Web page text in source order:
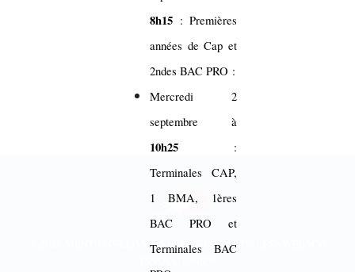
8h15 : Premières
années de Cap et
2ndes BAC PRO :
Mercredi 2
septembre à
10h25 :
Terminales CAP,
1 BMA, 1ères
BAC PRO et
Terminales BAC
MENTIONS LÉGALES LISTE DES ARTICLES